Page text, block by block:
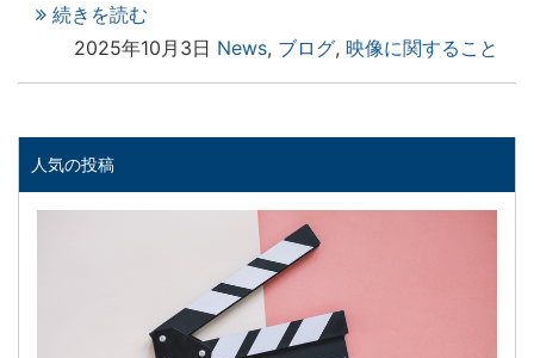
続きを読む
2025年10月3日 News, ブログ, 映像に関すること
人気の投稿